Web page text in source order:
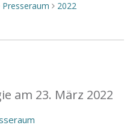
Presseraum > 2022
am 23. März 2022